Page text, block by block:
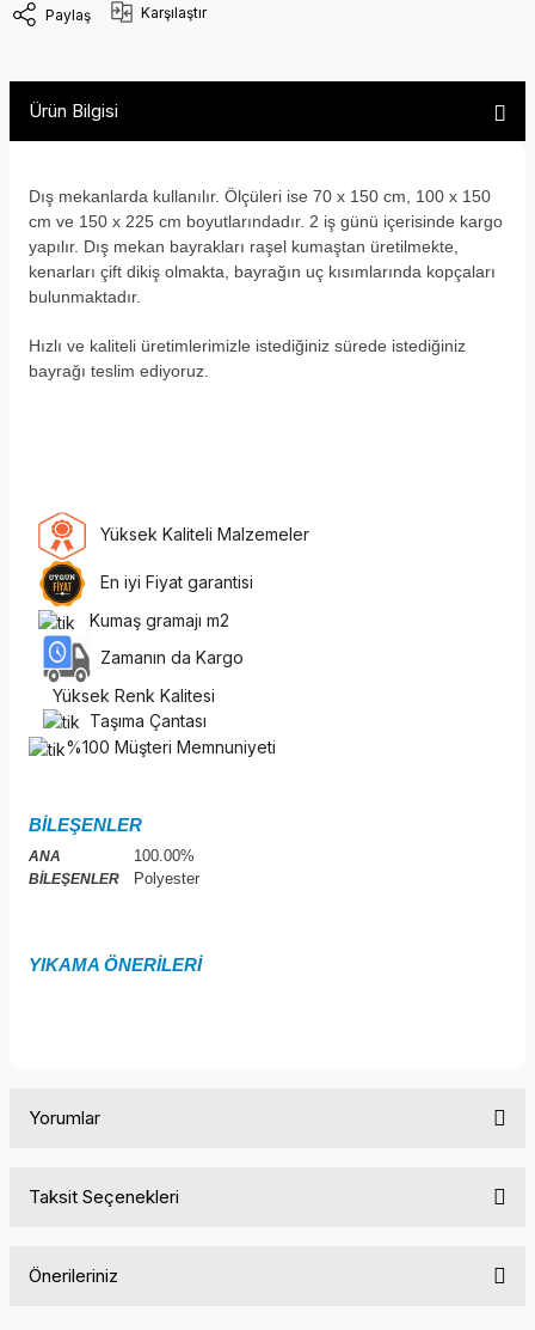
Paylaş Karşılaştır
Ürün Bilgisi
Dış mekanlarda kullanılır. Ölçüleri ise 70 x 150 cm, 100 x 150
cm ve 150 x 225 cm boyutlarındadır. 2 iş günü içerisinde kargo
yapılır. Dış mekan bayrakları raşel kumaştan üretilmekte,
kenarları çift dikiş olmakta, bayrağın uç kısımlarında kopçaları
bulunmaktadır.
Hızlı ve kaliteli üretimlerimizle istediğiniz sürede istediğiniz
bayrağı teslim ediyoruz.
Yüksek Kaliteli Malzemeler
En iyi Fiyat garantisi
Kumaş gramajı m2
Zamanın da Kargo
Yüksek Renk Kalitesi
Taşıma Çantası
%100 Müşteri Memnuniyeti
BİLEŞENLER
ANA
BİLEŞENLER
100.00%
Polyester
YIKAMA ÖNERİLERİ
Yorumlar
Taksit Seçenekleri
Önerileriniz